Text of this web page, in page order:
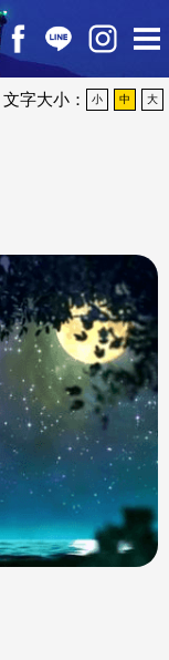
文字大小： 小 中 大